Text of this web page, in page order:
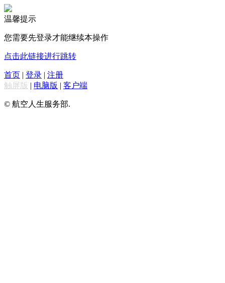
温馨提示
您需要先登录才能继续本操作
点击此链接进行跳转
首页 | 登录 | 注册
触屏版 | 电脑版 | 客户端
© 航空人生服务部.